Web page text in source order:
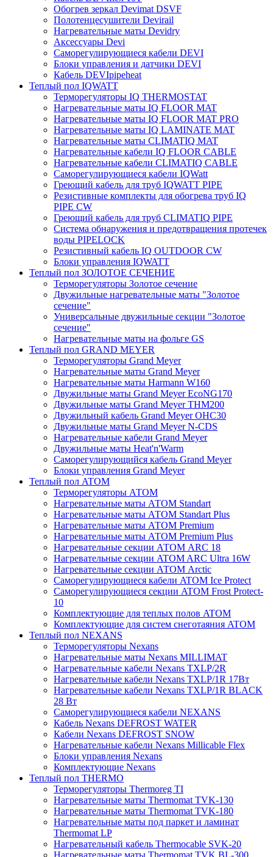
Обогрев зеркал Devimat DSVF
Полотенцесушители Devirail
Нагревательные маты Devidry
Аксессуары Devi
Саморегулирующиеся кабели DEVI
Блоки управления и датчики DEVI
Кабель DEVIpipeheat
Теплый пол IQWATT
Терморегуляторы IQ THERMOSTAT
Нагревательные маты IQ FLOOR MAT
Нагревательные маты IQ FLOOR MAT PRO
Нагревательные маты IQ LAMINATE MAT
Нагревательные маты CLIMATIQ MAT
Нагревательные кабели IQ FLOOR CABLE
Нагревательные кабели CLIMATIQ CABLE
Саморегулирующиеся кабели IQWatt
Греющий кабель для труб IQWATT PIPE
Резистивные комплекты для обогрева труб IQ
PIPE CW
Греющий кабель для труб CLIMATIQ PIPE
Система обнаружения и предотвращения протечек
воды PIPELOCK
Резистивный кабель IQ OUTDOOR CW
Блоки управления IQWATT
Теплый пол ЗОЛОТОЕ СЕЧЕНИЕ
Терморегуляторы Золотое сечение
Двужильные нагревательные маты "Золотое
сечение"
Универсальные двужильные секции "Золотое
сечение"
Нагревательные маты на фольге GS
Теплый пол GRAND MEYER
Терморегуляторы Grand Meyer
Нагревательные маты Grand Meyer
Нагревательные маты Harmann W160
Двужильные маты Grand Meyer EcoNG170
Двужильные маты Grand Meyer THM200
Двужильный кабель Grand Meyer OHC30
Двужильные маты Grand Meyer N-CDS
Нагревательные кабели Grand Meyer
Двужильные маты Heat'n'Warm
Саморегулирующийся кабель Grand Meyer
Блоки управления Grand Meyer
Теплый пол ATOM
Терморегуляторы АТОМ
Нагревательные маты АТОМ Standart
Нагревательные маты АТОМ Standart Plus
Нагревательные маты АТОМ Premium
Нагревательные маты АТОМ Premium Plus
Нагревательные секции АТОМ ARC 18
Нагревательные секции ATOM ARC Ultra 16W
Нагревательные секции АТОМ Arctic
Саморегулирующиеся кабели ATOM Ice Protect
Саморегулирующиеся секции ATOM Frost Protect-
10
Комплектующие для теплых полов ATOM
Комплектующие для систем снеготаяния ATOM
Теплый пол NEXANS
Терморегуляторы Nexans
Нагревательные маты Nexans MILLIMAT
Нагревательные кабели Nexans TXLP/2R
Нагревательные кабели Nexans TXLP/1R 17Вт
Нагревательные кабели Nexans TXLP/1R BLACK
28 Вт
Саморегулирующиеся кабели NEXANS
Кабель Nexans DEFROST WATER
Кабели Nexans DEFROST SNOW
Нагревательные кабели Nexans Millicable Flex
Блоки управления Nexans
Комплектующие Nexans
Теплый пол THERMO
Терморегуляторы Thermoreg TI
Нагревательные маты Thermomat TVK-130
Нагревательные маты Thermomat TVK-180
Нагревательные маты под паркет и ламинат
Thermomat LP
Нагревательный кабель Thermocable SVK-20
Нагревательные маты Thermomat TVK BL-300